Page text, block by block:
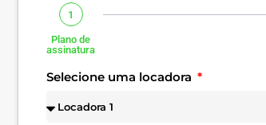
1
Plano de
assinatura
Selecione uma locadora